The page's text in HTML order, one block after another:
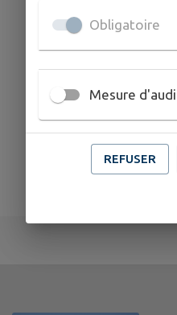
Aucun professionel de
Obligatoire
Mesure
REFUSER